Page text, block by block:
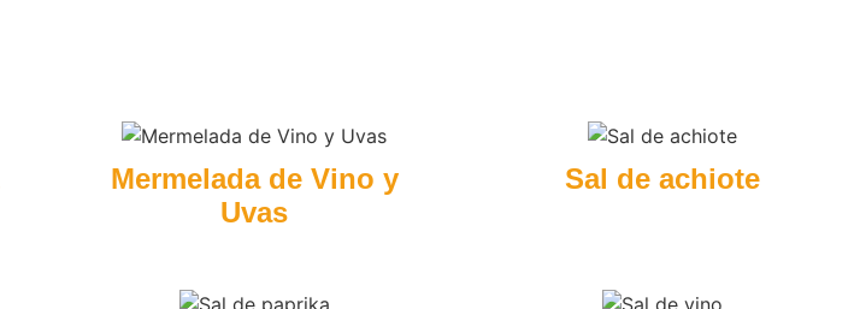
Mermelada de Vino y
Uvas
Sal de achiote